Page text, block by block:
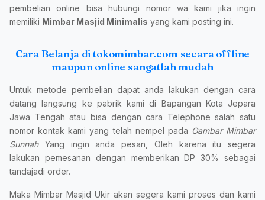
pembelian online bisa hubungi nomor wa kami jika ingin
memiliki Mimbar Masjid Minimalis yang kami posting ini.
Cara Belanja di tokomimbar.com secara offline
maupun online sangatlah mudah
Untuk metode pembelian dapat anda lakukan dengan cara
datang langsung ke pabrik kami di Bapangan Kota Jepara
Jawa Tengah atau bisa dengan cara Telephone salah satu
nomor kontak kami yang telah nempel pada Gambar Mimbar
SunnahYang ingin anda pesan, Oleh karena itu segera
lakukan pemesanan dengan memberikan DP 30% sebagai
tandajadi order.
Maka Mimbar Masjid Ukir akan segera kami proses dan kami